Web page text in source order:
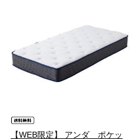
【WEB限定】 アンダ ポケッ